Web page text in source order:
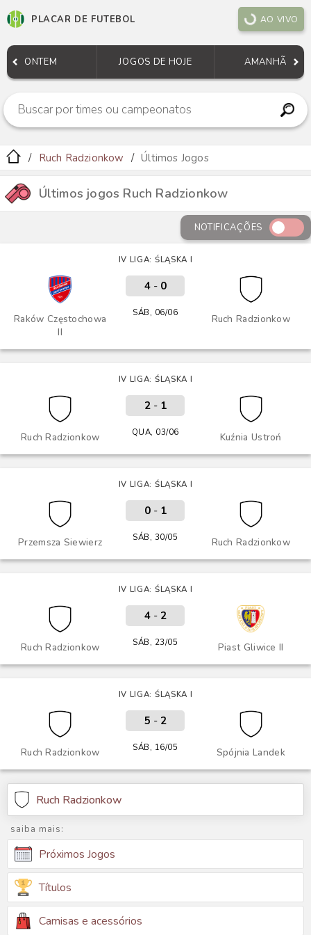
PLACAR DE FUTEBOL AO VIVO
ONTEM JOGOS DE HOJE AMANHÃ
Ruch Radzionkow Últimos Jogos
Últimos jogos Ruch Radzionkow
NOTIFICAÇÕES
IV LIGA: ŚLĄSKA I
Raków Częstochowa
II
Ruch Radzionkow
4- 0
SÁB, 06/06
IV LIGA: ŚLĄSKA I
Ruch Radzionkow Kuźnia Ustroń
2- 1
QUA, 03/06
IV LIGA: ŚLĄSKA I
Przemsza Siewierz Ruch Radzionkow
0- 1
SÁB, 30/05
IV LIGA: ŚLĄSKA I
Ruch Radzionkow Piast Gliwice II
4- 2
SÁB, 23/05
IV LIGA: ŚLĄSKA I
Ruch Radzionkow Spójnia Landek
5 - 2
SÁB, 16/05
Ruch Radzionkow
saiba mais:
Próximos Jogos
Títulos
Camisas e acessórios